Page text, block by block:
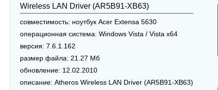
Wireless LAN Driver (AR5B91-XB63)
совместимость: ноутбук Acer Extensa 5630
операционная система: Windows Vista / Vista x64
версия: 7.6.1.162
размер файла: 21.27 Мб
обновление: 12.02.2010
описание: Atheros Wireless LAN Driver (AR5B91-XB63)